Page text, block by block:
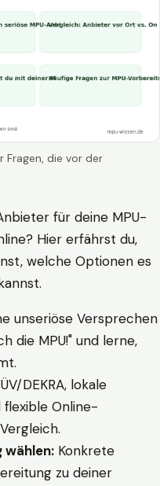
die vor der
für deine MPU-
Hier erfährst du,
welche Optionen es
unseriöse Versprechen
die MPU!" und lerne,
DEKRA, lokale
flexible Online-
wählen: Konkrete
zu deiner